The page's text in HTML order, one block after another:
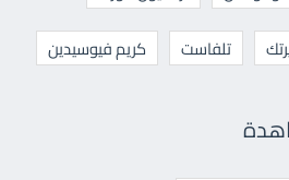
تلفاست كريم فيوسيدين